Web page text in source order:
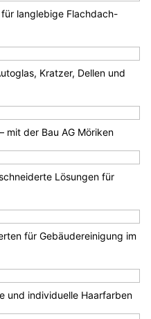
langlebige Flachdach-
Kratzer, Dellen und
mit der Bau AG Möriken
Lösungen für
für Gebäudereinigung im
und individuelle Haarfarben